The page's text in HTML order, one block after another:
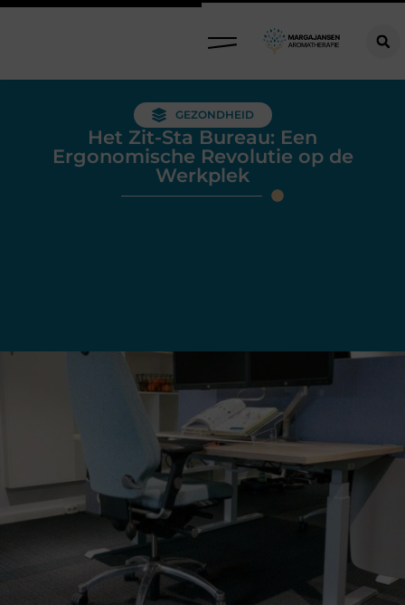
GEZONDHEID
Het Zit-Sta Bureau: Een
Ergonomische Revolutie op de
Werkplek